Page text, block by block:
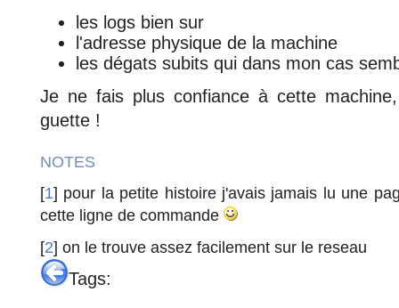
les logs bien sur
l'adresse physique de la machine
les dégats subits qui dans mon cas
Je ne fais plus confiance à cette
guette !
NOTES
[1] pour la petite histoire j'avais jamais lu une
cette ligne de commande
[2] on le trouve assez facilement sur le reseau
Tags: